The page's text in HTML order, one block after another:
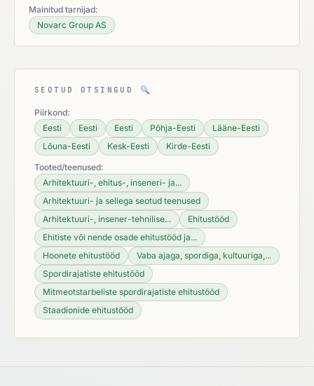
Mainitud tarnijad:
Novarc Group AS
SEOTUD OTSINGUD 🔍
Piirkond:
Eesti
Eesti Eesti Põhja-Eesti
Lääne-Eesti
Lõuna-Eesti
Kesk-Eesti
Kirde-Eesti
Tooted/teenused:
Arhitektuuri-, ehitus-, inseneri- ja...
Arhitektuuri- ja sellega seotud teenused
Arhitektuuri-, insener-tehnilise...
Ehitustööd
Ehitiste või nende osade ehitustööd ja...
Hoonete ehitustööd
Vaba ajaga, spordiga, kultuuriga,...
Spordirajatiste ehitustööd
Mitmeotstarbeliste spordirajatiste ehitustööd
Staadionide ehitustööd